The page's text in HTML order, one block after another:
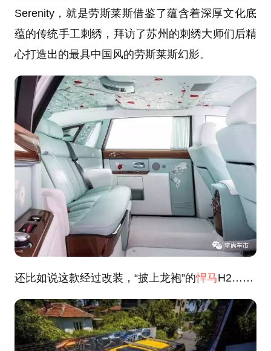
Serenity，就是劳斯莱斯借鉴了蕴含着深厚文化底
蕴的传统手工刺绣，拜访了苏州的刺绣大师们后精
心打造出的最具中国风的劳斯莱斯幻影。
还比如说这款经过改装，“披上龙袍”的悍马H2……